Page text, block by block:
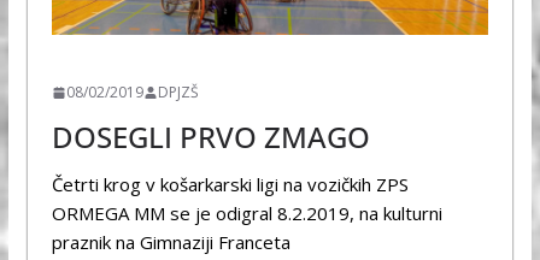
08/02/2019 DPJZŠ
DOSEGLI PRVO ZMAGO
Četrti krog v košarkarski ligi na vozičkih ZPS
ORMEGA MM se je odigral 8.2.2019, na kulturni
praznik na Gimnaziji Franceta